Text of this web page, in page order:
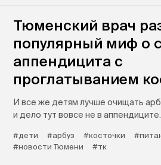
Тюменский врач
популярный миф о
аппендицита с
проглатыванием
И все же детям лучше очищать
и дело тут вовсе не в аппендиците.
#дети #арбуз #косточки
#новости Тюмени
#тк